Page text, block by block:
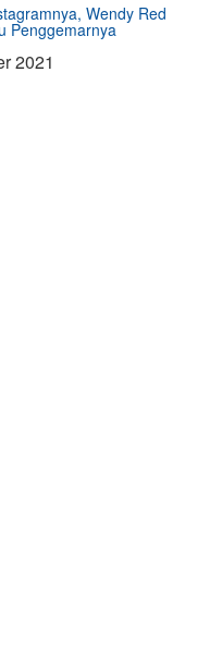
Wendy Red
Penggemarnya
2021